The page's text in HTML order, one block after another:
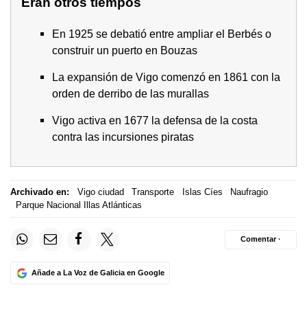
En 1925 se debatió entre ampliar el Berbés o
construir un puerto en Bouzas
La expansión de Vigo comenzó en 1861 con la
orden de derribo de las murallas
Vigo activa en 1677 la defensa de la costa
contra las incursiones piratas
Archivado en: Vigo ciudad Transporte Islas Cíes
Naufragio
Parque Nacional Illas Atlánticas
Añade a La Voz de Galicia en Google
Comentar ·